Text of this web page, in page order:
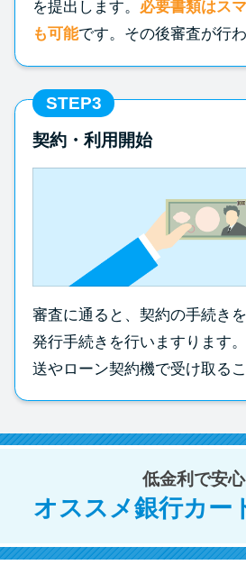
を提出します。 必要書類はス
も可能です。その後審査が行わ
STEP3
契約・利用開始
審査に通ると、契約の手続き
発行手続きを行いますります
送やローン契約機で受け取る
低金利で安心
オススメ銀行カー